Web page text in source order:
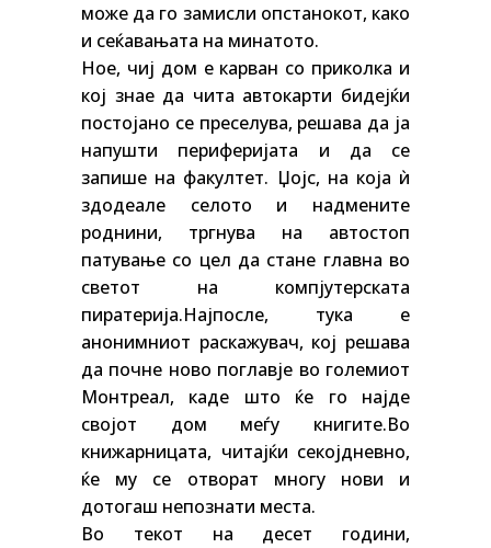
може да го замисли опстанокот, како
и сеќавањата на минатото.
Ное, чиј дом е карван со приколка и
кој знае да чита автокарти бидејќи
постојано се преселува, решава да ја
напушти периферијата и да се
запише на факултет. Џојс, на која ѝ
здодеале селото и надмените
роднини, тргнува на автостоп
патување со цел да стане главна во
светот на компјутерската
пиратерија.Најпосле, тука е
анонимниот раскажувач, кој решава
да почне ново поглавје во големиот
Монтреал, каде што ќе го најде
својот дом меѓу книгите.Во
книжарницата, читајќи секојдневно,
ќе му се отворат многу нови и
дотогаш непознати места.
Во текот на десет години,